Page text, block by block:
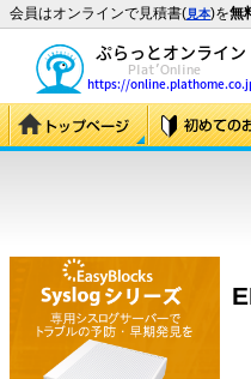
会員はオンラインで見積書(見本)を無